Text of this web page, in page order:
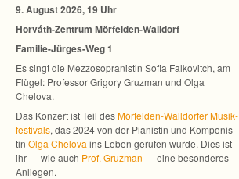
9. August 2026, 19 Uhr
Horváth-Zentrum Mörfelden-Walldorf
Familie-Jürges-Weg 1
Es singt die Mez­zo­so­pra­nis­tin Sofia Fal­ko­vitch, am
Flü­gel: Pro­fes­sor Gri­gory Gruz­man und Olga
Chelova.
Das Kon­zert ist Teil desMörfelden-Walldorfer Musik­
fes­ti­vals, das 2024 von der Pia­nis­tin und Kom­po­nis­
tin Olga Che­lova ins Leben geru­fen wurde. Dies ist
ihr — wie auch Prof. Gruz­man — eine beson­de­res
Anliegen.